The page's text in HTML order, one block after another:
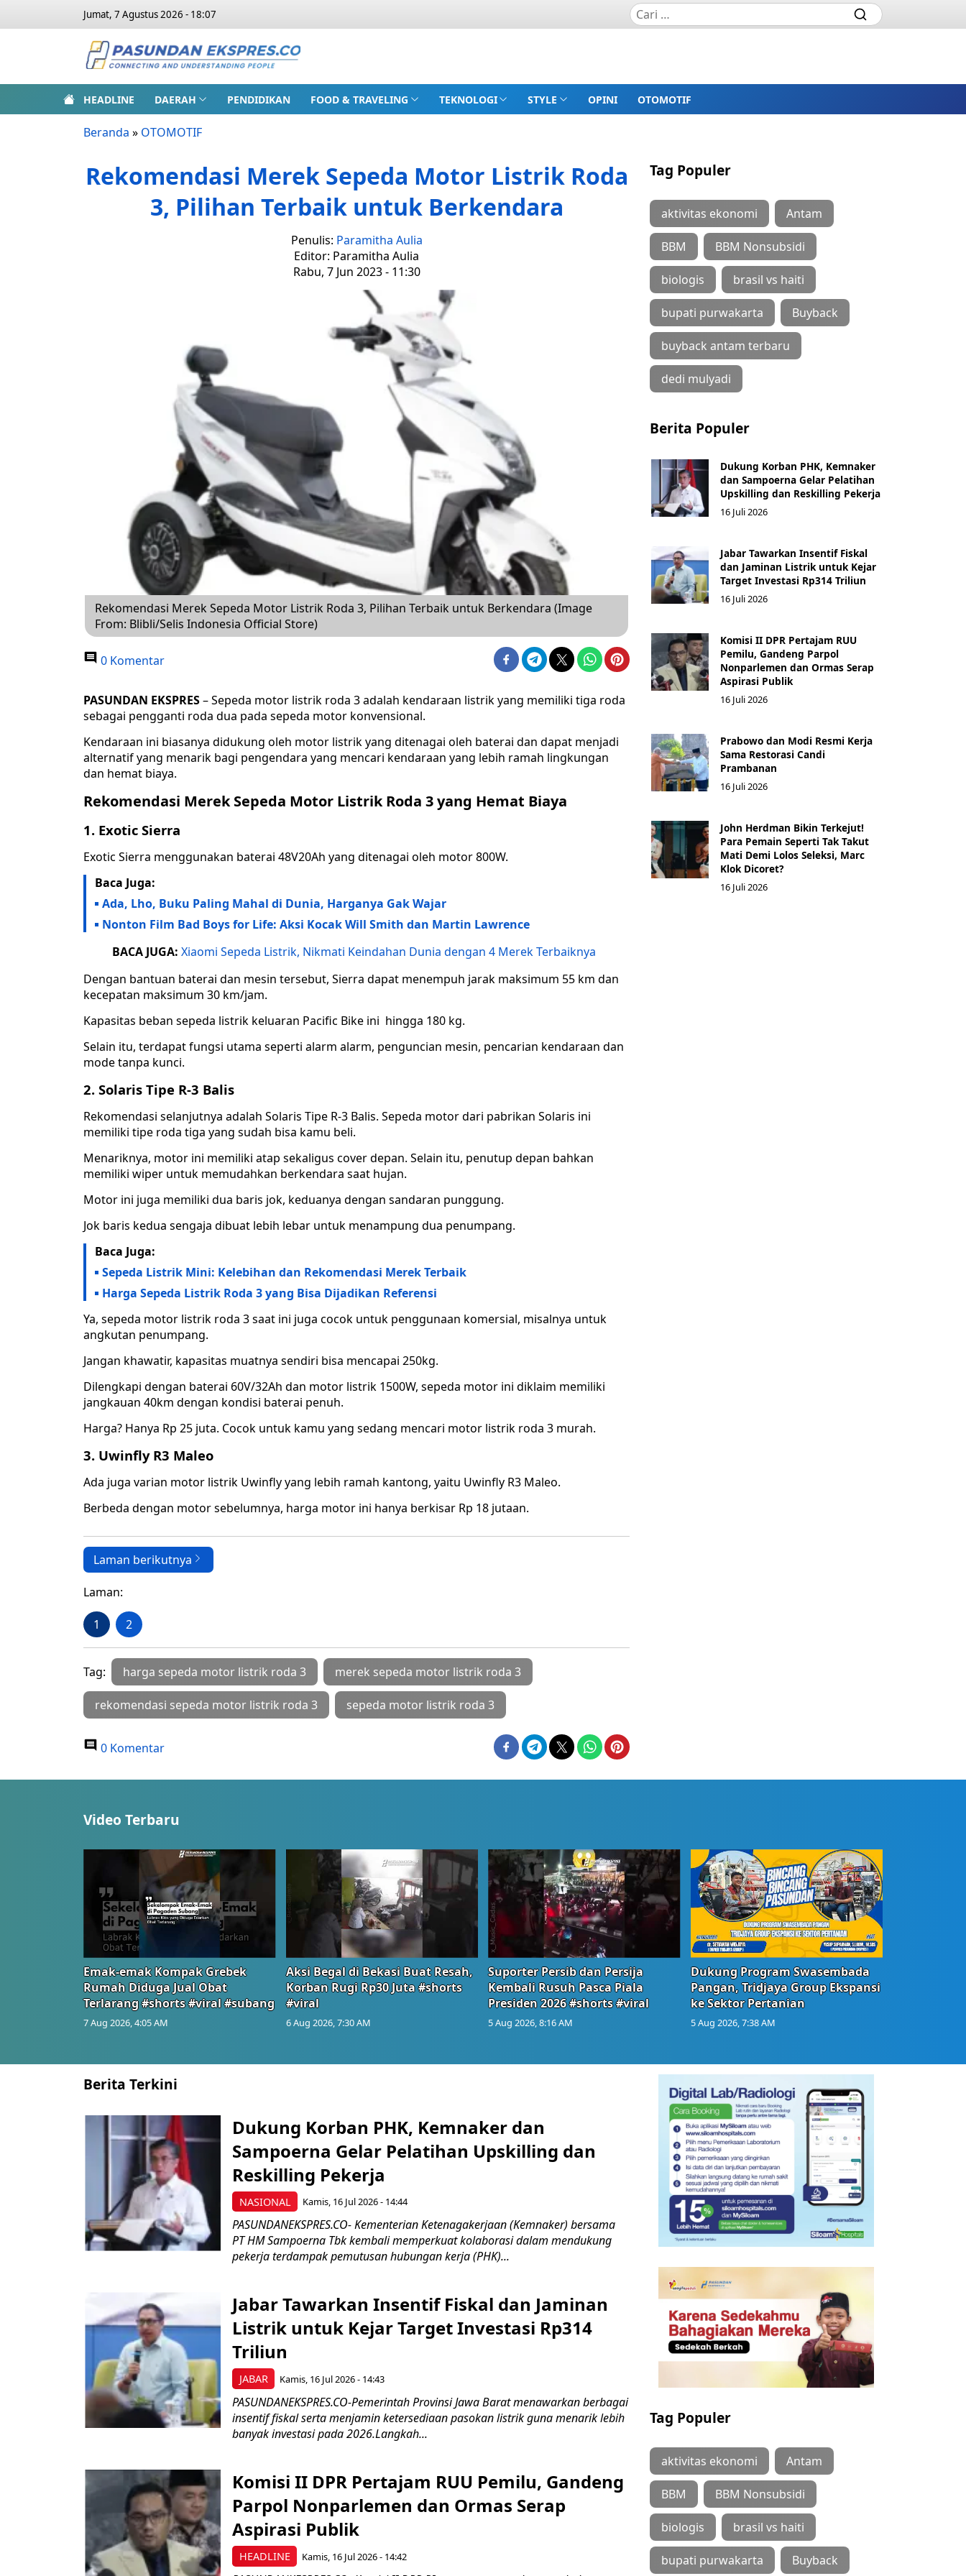
Jumat, 7 Agustus 2026 - 18:07
HEADLINE DAERAH PENDIDIKAN FOOD & TRAVELING TEKNOLOGI STYLE OPINI OTOMOTIF
Beranda » OTOMOTIF
Rekomendasi Merek Sepeda Motor Listrik Roda
3, Pilihan Terbaik untuk Berkendara
Penulis: Paramitha Aulia
Editor: Paramitha Aulia
Rabu, 7 Jun 2023 - 11:30
Rekomendasi Merek Sepeda Motor Listrik Roda 3, Pilihan Terbaik untuk Berkendara (Image
From: Blibli/Selis Indonesia Official Store)
0 Komentar
PASUNDAN EKSPRES– Sepeda motor listrik roda 3 adalah kendaraan listrik yang memiliki tiga roda
sebagai pengganti roda dua pada sepeda motor konvensional.
Kendaraan ini biasanya didukung oleh motor listrik yang ditenagai oleh baterai dan dapat menjadi
alternatif yang menarik bagi pengendara yang mencari kendaraan yang lebih ramah lingkungan
dan hemat biaya.
Rekomendasi Merek Sepeda Motor Listrik Roda 3 yang Hemat Biaya
1. Exotic Sierra
Exotic Sierra menggunakan baterai 48V20Ah yang ditenagai oleh motor 800W.
Baca Juga:
Ada, Lho, Buku Paling Mahal di Dunia, Harganya Gak Wajar
Nonton Film Bad Boys for Life: Aksi Kocak Will Smith dan Martin Lawrence
BACA JUGA: Xiaomi Sepeda Listrik, Nikmati Keindahan Dunia dengan 4 Merek Terbaiknya
Dengan bantuan baterai dan mesin tersebut, Sierra dapat menempuh jarak maksimum 55 km dan
kecepatan maksimum 30 km/jam.
Kapasitas beban sepeda listrik keluaran Pacific Bike ini hingga 180 kg.
Selain itu, terdapat fungsi utama seperti alarm alarm, penguncian mesin, pencarian kendaraan dan
mode tanpa kunci.
2. Solaris Tipe R-3 Balis
Rekomendasi selanjutnya adalah Solaris Tipe R-3 Balis. Sepeda motor dari pabrikan Solaris ini
memiliki tipe roda tiga yang sudah bisa kamu beli.
Menariknya, motor ini memiliki atap sekaligus cover depan. Selain itu, penutup depan bahkan
memiliki wiper untuk memudahkan berkendara saat hujan.
Motor ini juga memiliki dua baris jok, keduanya dengan sandaran punggung.
Jok baris kedua sengaja dibuat lebih lebar untuk menampung dua penumpang.
Baca Juga:
Sepeda Listrik Mini: Kelebihan dan Rekomendasi Merek Terbaik
Harga Sepeda Listrik Roda 3 yang Bisa Dijadikan Referensi
Ya, sepeda motor listrik roda 3 saat ini juga cocok untuk penggunaan komersial, misalnya untuk
angkutan penumpang.
Jangan khawatir, kapasitas muatnya sendiri bisa mencapai 250kg.
Dilengkapi dengan baterai 60V/32Ah dan motor listrik 1500W, sepeda motor ini diklaim memiliki
jangkauan 40km dengan kondisi baterai penuh.
Harga? Hanya Rp 25 juta. Cocok untuk kamu yang sedang mencari motor listrik roda 3 murah.
3. Uwinfly R3 Maleo
Ada juga varian motor listrik Uwinfly yang lebih ramah kantong, yaitu Uwinfly R3 Maleo.
Berbeda dengan motor sebelumnya, harga motor ini hanya berkisar Rp 18 jutaan.
Laman berikutnya
Laman:
1 2
Tag: harga sepeda motor listrik roda 3 merek sepeda motor listrik roda 3
rekomendasi sepeda motor listrik roda 3 sepeda motor listrik roda 3
0 Komentar
Tag Populer
aktivitas ekonomi Antam
BBM BBM Nonsubsidi
biologis brasil vs haiti
bupati purwakarta Buyback
buyback antam terbaru
dedi mulyadi
Berita Populer
Dukung Korban PHK, Kemnaker
dan Sampoerna Gelar Pelatihan
Upskilling dan Reskilling Pekerja
16 Juli 2026
Jabar Tawarkan Insentif Fiskal
dan Jaminan Listrik untuk Kejar
Target Investasi Rp314 Triliun
16 Juli 2026
Komisi II DPR Pertajam RUU
Pemilu, Gandeng Parpol
Nonparlemen dan Ormas Serap
Aspirasi Publik
16 Juli 2026
Prabowo dan Modi Resmi Kerja
Sama Restorasi Candi
Prambanan
16 Juli 2026
John Herdman Bikin Terkejut!
Para Pemain Seperti Tak Takut
Mati Demi Lolos Seleksi, Marc
Klok Dicoret?
16 Juli 2026
Video Terbaru
Emak-emak Kompak Grebek
Rumah Diduga Jual Obat
Terlarang #shorts #viral #subang
7 Aug 2026, 4:05 AM
Aksi Begal di Bekasi Buat Resah,
Korban Rugi Rp30 Juta #shorts
#viral
6 Aug 2026, 7:30 AM
Suporter Persib dan Persija
Kembali Rusuh Pasca Piala
Presiden 2026 #shorts #viral
5 Aug 2026, 8:16 AM
Dukung Program Swasembada
Pangan, Tridjaya Group Ekspansi
ke Sektor Pertanian
5 Aug 2026, 7:38 AM
Berita Terkini
NASIONAL
Dukung Korban PHK, Kemnaker dan
Sampoerna Gelar Pelatihan Upskilling dan
Reskilling Pekerja
Kamis, 16 Jul 2026 - 14:44
PASUNDANEKSPRES.CO- Kementerian Ketenagakerjaan (Kemnaker) bersama
PT HM Sampoerna Tbk kembali memperkuat kolaborasi dalam mendukung
pekerja terdampak pemutusan hubungan kerja (PHK)...
JABAR
Jabar Tawarkan Insentif Fiskal dan Jaminan
Listrik untuk Kejar Target Investasi Rp314
Triliun
Kamis, 16 Jul 2026 - 14:43
PASUNDANEKSPRES.CO-Pemerintah Provinsi Jawa Barat menawarkan berbagai
insentif fiskal serta menjamin ketersediaan pasokan listrik guna menarik lebih
banyak investasi pada 2026.Langkah...
HEADLINE
Komisi II DPR Pertajam RUU Pemilu, Gandeng
Parpol Nonparlemen dan Ormas Serap
Aspirasi Publik
Kamis, 16 Jul 2026 - 14:42
Tag Populer
aktivitas ekonomi Antam
BBM BBM Nonsubsidi
biologis brasil vs haiti
bupati purwakarta Buyback